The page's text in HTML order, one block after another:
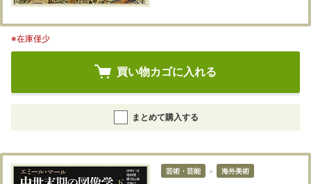
※在庫僅少
買い物カゴに入れる
まとめて購入する
芸術・芸能 ＞ 海外美術